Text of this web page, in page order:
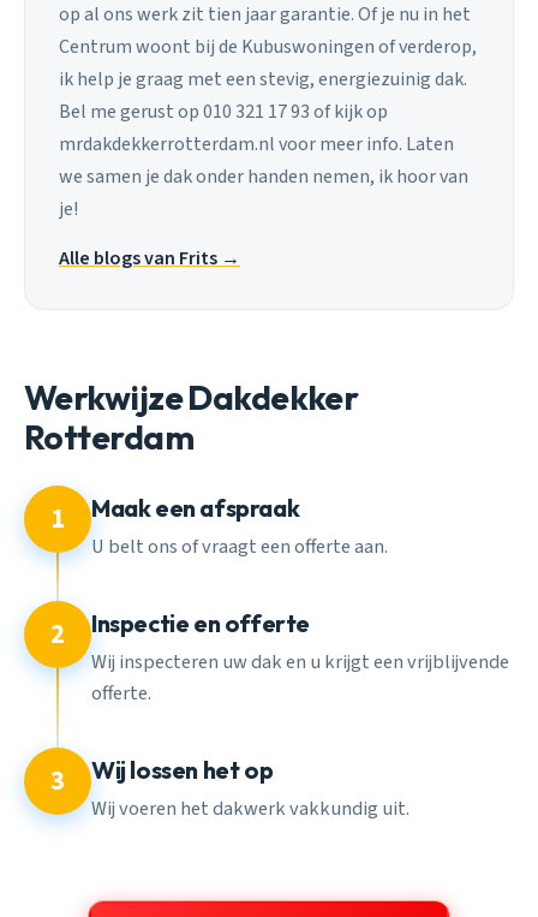
op al ons werk zit tien jaar garantie. Of je nu in het
Centrum woont bij de Kubuswoningen of verderop,
ik help je graag met een stevig, energiezuinig dak.
Bel me gerust op 010 321 17 93 of kijk op
mrdakdekkerrotterdam.nl voor meer info. Laten
we samen je dak onder handen nemen, ik hoor van
je!
Alle blogs van Frits →
Werkwijze Dakdekker
Rotterdam
1 Maak een afspraak
U belt ons of vraagt een offerte aan.
2 Inspectie en offerte
Wij inspecteren uw dak en u krijgt een vrijblijvende
offerte.
3 Wij lossen het op
Wij voeren het dakwerk vakkundig uit.